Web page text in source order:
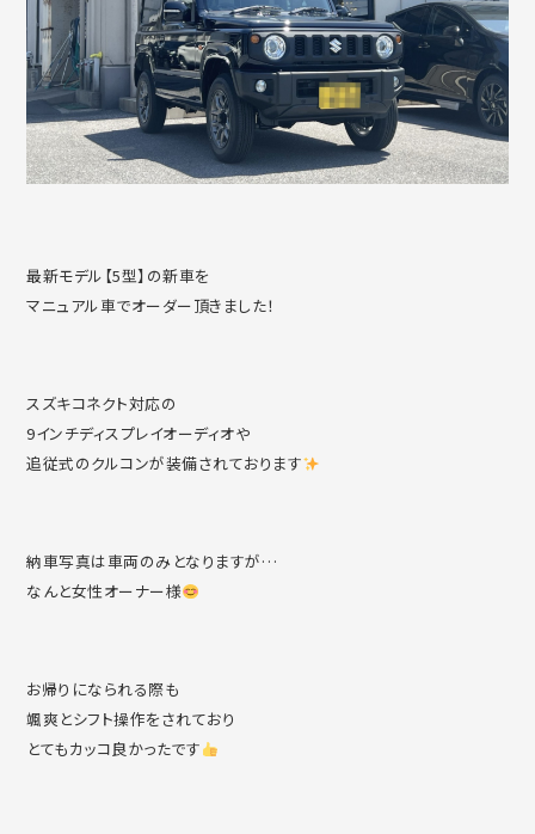
最新モデル【5型】の新車を
マニュアル車でオーダー頂きました！
スズキコネクト対応の
9インチディスプレイオーディオや
追従式のクルコンが装備されております
納車写真は車両のみとなりますが…
なんと女性オーナー様
お帰りになられる際も
颯爽とシフト操作をされており
とてもカッコ良かったです